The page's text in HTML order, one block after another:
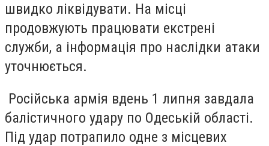
швидко ліквідувати. На місці
продовжують працювати екстрені
служби, а інформація про наслідки атаки
уточнюється.
Російська армія вдень 1 липня завдала
балістичного удару по Одеській області.
Під удар потрапило одне з місцевих